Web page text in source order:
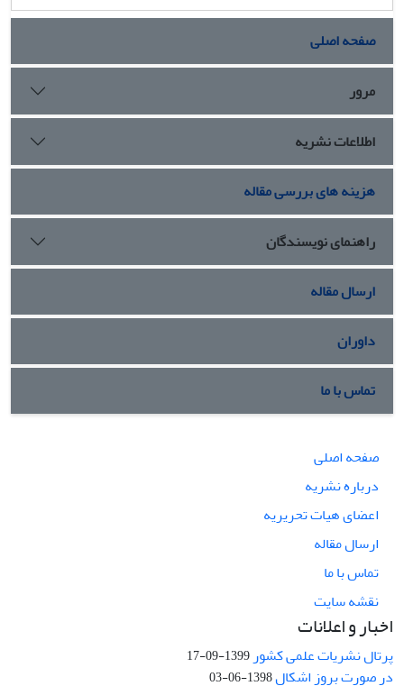
صفحه اصلی
مرور
اطلاعات نشریه
هزینه های بررسی مقاله
راهنمای نویسندگان
ارسال مقاله
داوران
تماس با ما
صفحه اصلی
درباره نشریه
اعضای هیات تحریریه
ارسال مقاله
تماس با ما
نقشه سایت
اخبار و اعلانات
پرتال نشریات علمی کشور1399-09-17
در صورت بروز اشکال1398-06-03